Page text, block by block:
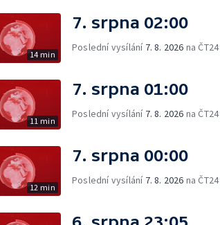
14 min
7. srpna 02:00
Poslední vysílání 7. 8. 2026 na ČT24
11 min
7. srpna 01:00
Poslední vysílání 7. 8. 2026 na ČT24
12 min
7. srpna 00:00
Poslední vysílání 7. 8. 2026 na ČT24